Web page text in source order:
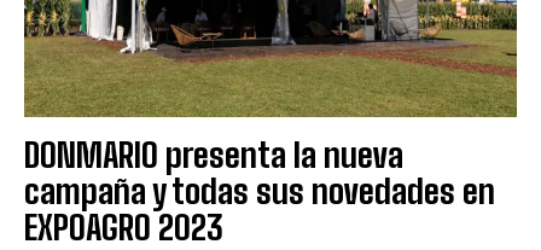
DONMARIO presenta la nueva
campaña y todas sus novedades en
EXPOAGRO 2023